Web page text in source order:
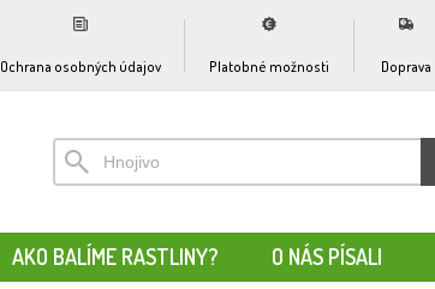
Ochrana osobných údajov Platobné možnosti Doprava
AKO BALÍME RASTLINY? O NÁS PÍSALI